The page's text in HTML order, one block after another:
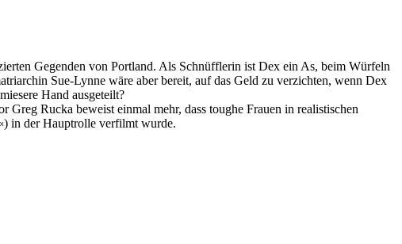
Gegenden von Portland. Als Schnüfflerin ist Dex ein As, beim Würfeln
Sue-Lynne wäre aber bereit, auf das Geld zu verzichten, wenn Dex
Hand ausgeteilt?
Rucka beweist einmal mehr, dass toughe Frauen in realistischen
in der Hauptrolle verfilmt wurde.